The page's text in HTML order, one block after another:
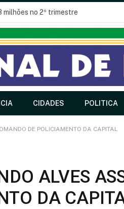
no 2º trimestre
CIDADES POLITICA
DE POLICIAMENTO DA CAPITAL
ALVES
DA